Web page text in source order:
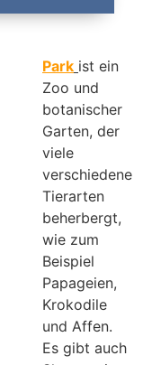
Park ist ein
Zoo und
botanischer
Garten, der
viele
verschiedene
Tierarten
beherbergt,
wie zum
Beispiel
Papageien,
Krokodile
und Affen.
Es gibt auch